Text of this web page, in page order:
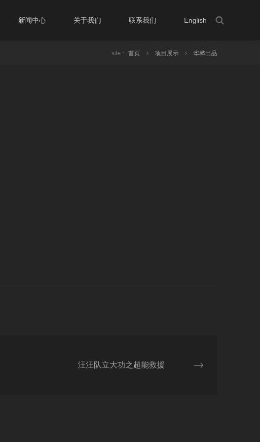
新闻中心 关于我们 联系我们 English
site： 首页 项目展示 华桦出品
汪汪队立大功之超能救援